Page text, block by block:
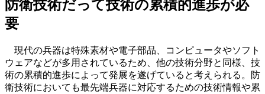
防衛技術だって技術の累積的進歩が必
要
現代の兵器は特殊素材や電子部品、コンピュータやソフト
ウェアなどが多用されているため、他の技術分野と同様、技
術の累積的進歩によって発展を遂げていると考えられる。防
衛技術においても最先端兵器に対応するための技術情報や累